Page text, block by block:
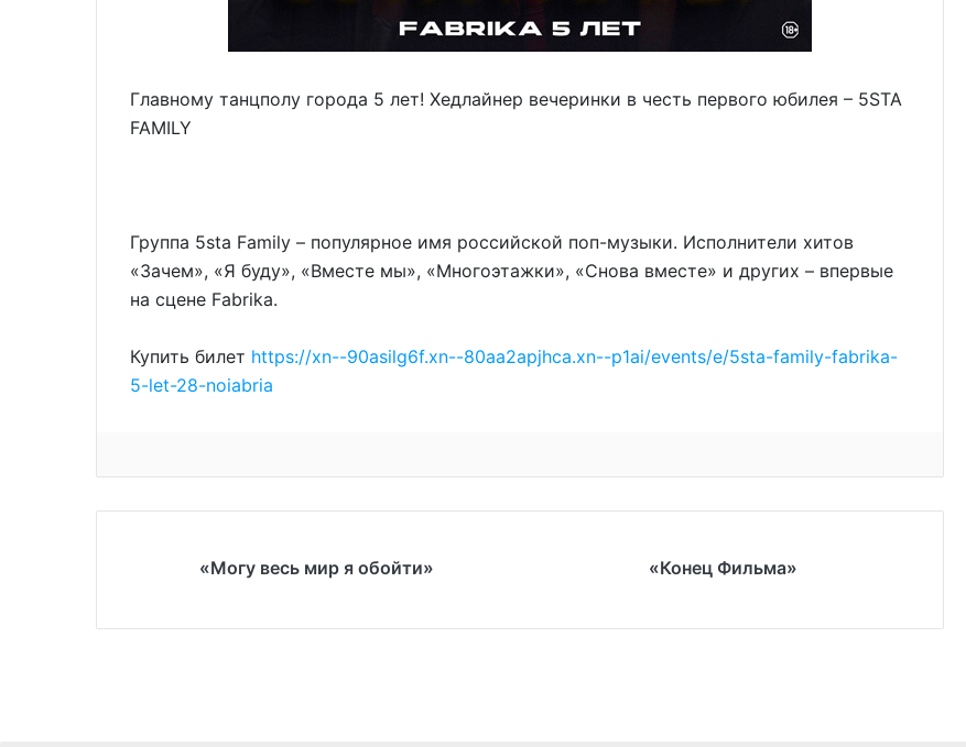
Главному танцполу города 5 лет! Хедлайнер вечеринки в честь первого юбилея – 5STA
FAMILY
Группа 5sta Family – популярное имя российской поп-музыки. Исполнители хитов
«Зачем», «Я буду», «Вместе мы», «Многоэтажки», «Снова вместе» и других – впервые
на сцене Fabrika.
Купить билет https://xn--90asilg6f.xn--80aa2apjhca.xn--p1ai/events/e/5sta-family-fabrika-
5-let-28-noiabria
«Могу весь мир я обойти» «Конец Фильма»